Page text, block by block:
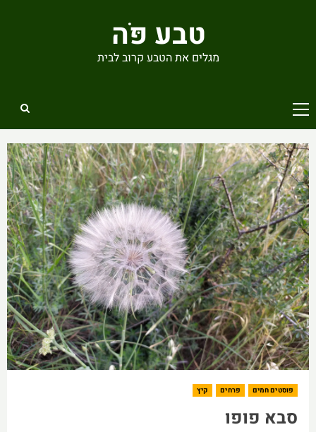
טבע פֹּה
מגלים את הטבע קרוב לבית
Primary
Menu
פוסטים חמים פרחים קיץ
סבא פופו